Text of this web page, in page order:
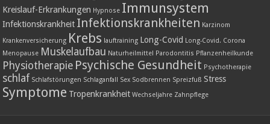
Kreislauf-Erkrankungen Hypnose Immunsystem
Infektionskrankheit Infektionskrankheiten Karzinom
Krankenversicherung Krebs lauftraining Long-Covid Long-Covid. Corona
Menopause Muskelaufbau Naturheilmittel Parodontitis Pflanzenheilkunde
Physiotherapie Psychische Gesundheit Psychotherapie
schlaf Schlafstörungen Schlaganfall Sex Sodbrennen Spreizfuß Stress
Symptome Tropenkrankheit Wechseljahre Zahnpflege